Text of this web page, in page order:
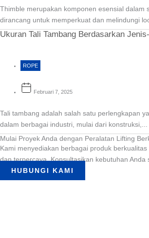
Thimble merupakan komponen esensial dalam
dirancang untuk memperkuat dan melindungi
Ukuran Tali Tambang Berdasarkan
ROPE
Februari 7, 2025
Tali tambang adalah salah satu perlengkapan
dalam berbagai industri, mulai dari konstruksi,...
Mulai Proyek Anda dengan Peralatan Lifting
Kami menyediakan berbagai produk
dan terpercaya. Konsultasikan kebutuhan Anda
HUBUNGI KAMI